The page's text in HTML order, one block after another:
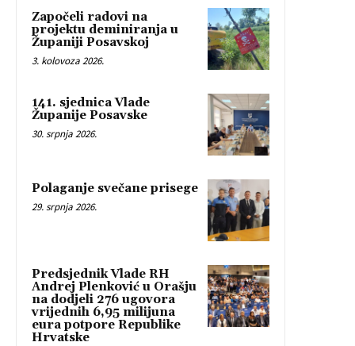
Započeli radovi na
projektu deminiranja u
Županiji Posavskoj
3. kolovoza 2026.
141. sjednica Vlade
Županije Posavske
30. srpnja 2026.
Polaganje svečane prisege
29. srpnja 2026.
Predsjednik Vlade RH
Andrej Plenković u Orašju
na dodjeli 276 ugovora
vrijednih 6,95 milijuna
eura potpore Republike
Hrvatske